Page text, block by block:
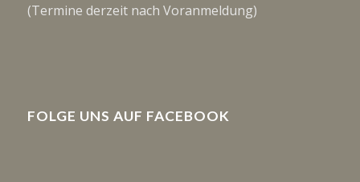
(Termine derzeit nach Voranmeldung)
FOLGE UNS AUF FACEBOOK